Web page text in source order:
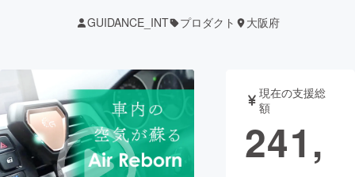
テクノロジー・ガジェット
映像・映画 書籍・雑誌
GUIDANCE_INT プロダクト 大阪府
現在の支援総
額
241,